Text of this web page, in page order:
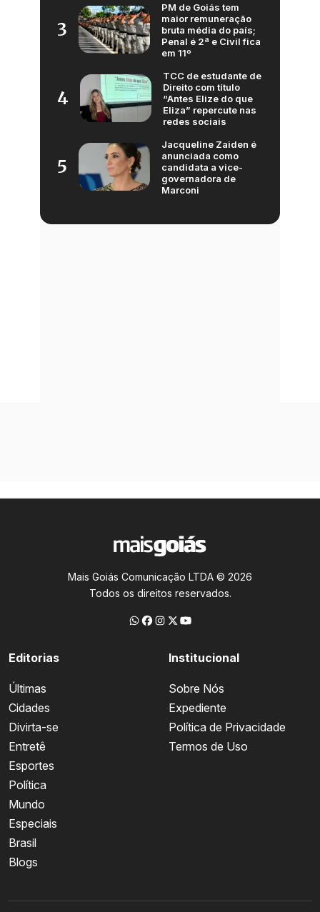
3
PM de Goiás tem
maior remuneração
bruta média do país;
Penal é 2ª e Civil fica
em 11º
4
TCC de estudante de
Direito com título
“Antes Elize do que
Eliza” repercute nas
redes sociais
5
Jacqueline Zaiden é
anunciada como
candidata a vice-
governadora de
Marconi
Mais Goiás Comunicação LTDA © 2026
Todos os direitos reservados.
Editorias
Últimas
Cidades
Divirta-se
Entretê
Esportes
Política
Mundo
Especiais
Brasil
Blogs
Institucional
Sobre Nós
Expediente
Política de Privacidade
Termos de Uso